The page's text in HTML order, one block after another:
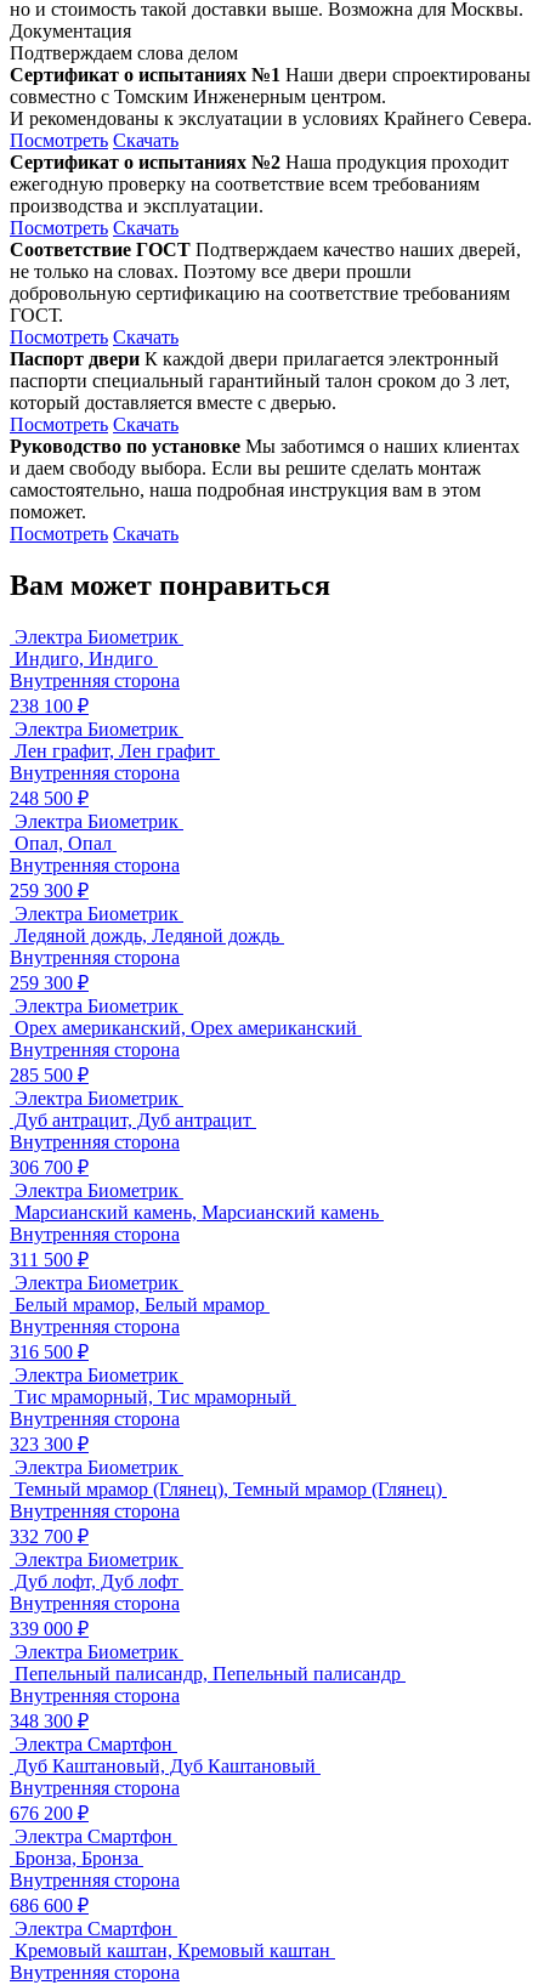
но и стоимость такой доставки выше. Возможна для Москвы.
Документация
Подтверждаем слова делом
Сертификат о испытаниях №1 Наши двери спроектированы
совместно с Томским Инженерным центром.
И рекомендованы к экслуатации в условиях Крайнего Севера.
Посмотреть Скачать
Сертификат о испытаниях №2 Наша продукция проходит
ежегодную проверку на соответствие всем требованиям
производства и эксплуатации.
Посмотреть Скачать
Соответствие ГОСТ Подтверждаем качество наших дверей,
не только на словах. Поэтому все двери прошли
добровольную сертификацию на соответствие требованиям
ГОСТ.
Посмотреть Скачать
Паспорт двери К каждой двери прилагается электронный
паспорти специальный гарантийный талон сроком до 3 лет,
который доставляется вместе с дверью.
Посмотреть Скачать
Руководство по установке Мы заботимся о наших клиентах
и даем свободу выбора. Если вы решите сделать монтаж
самостоятельно, наша подробная инструкция вам в этом
поможет.
Посмотреть Скачать
Вам может понравиться
Электра Биометрик
Индиго, Индиго
Внутренняя сторона
238 100 ₽
Электра Биометрик
Лен графит, Лен графит
Внутренняя сторона
248 500 ₽
Электра Биометрик
Опал, Опал
Внутренняя сторона
259 300 ₽
Электра Биометрик
Ледяной дождь, Ледяной дождь
Внутренняя сторона
259 300 ₽
Электра Биометрик
Орех американский, Орех американский
Внутренняя сторона
285 500 ₽
Электра Биометрик
Дуб антрацит, Дуб антрацит
Внутренняя сторона
306 700 ₽
Электра Биометрик
Марсианский камень, Марсианский камень
Внутренняя сторона
311 500 ₽
Электра Биометрик
Белый мрамор, Белый мрамор
Внутренняя сторона
316 500 ₽
Электра Биометрик
Тис мраморный, Тис мраморный
Внутренняя сторона
323 300 ₽
Электра Биометрик
Темный мрамор (Глянец), Темный мрамор (Глянец)
Внутренняя сторона
332 700 ₽
Электра Биометрик
Дуб лофт, Дуб лофт
Внутренняя сторона
339 000 ₽
Электра Биометрик
Пепельный палисандр, Пепельный палисандр
Внутренняя сторона
348 300 ₽
Электра Смартфон
Дуб Каштановый, Дуб Каштановый
Внутренняя сторона
676 200 ₽
Электра Смартфон
Бронза, Бронза
Внутренняя сторона
686 600 ₽
Электра Смартфон
Кремовый каштан, Кремовый каштан
Внутренняя сторона